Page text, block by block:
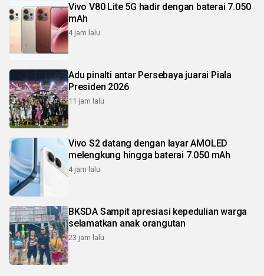
Vivo V80 Lite 5G hadir dengan baterai 7.050
mAh
4 jam lalu
Adu pinalti antar Persebaya juarai Piala
Presiden 2026
11 jam lalu
Vivo S2 datang dengan layar AMOLED
melengkung hingga baterai 7.050 mAh
4 jam lalu
BKSDA Sampit apresiasi kepedulian warga
selamatkan anak orangutan
23 jam lalu